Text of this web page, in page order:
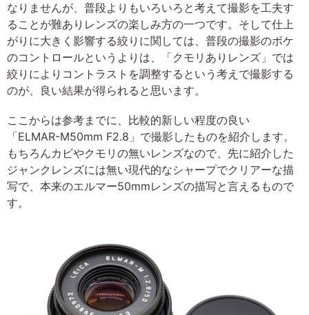
なりませんが、普段よりもいろいろと考えて撮影を工夫す
ることが難ありレンズの楽しみ方の一つです。そして仕上
がりに大きく影響する絞りに関しては、普段の撮影のボケ
のコントロールというよりは、「クモリありレンズ」では
絞りによりコントラストを調整するという考えで撮影する
のが、良い結果が得られると思います。
ここからは参考までに、比較的新しい程度の良い
「ELMAR-M50mm F2.8」で撮影したものを紹介します。
もちろんカビやクモリの無いレンズなので、先に紹介した
ジャンクレンズには無い現代的なシャープでクリアーな描
写で、本来のエルマー50mmレンズの描写と言えるもので
す。